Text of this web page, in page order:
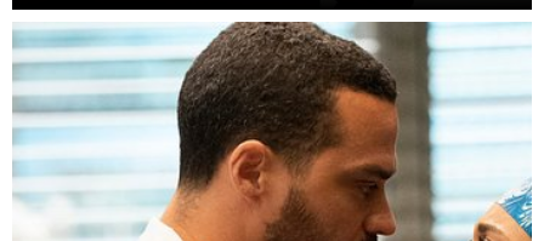
novos episódios já neste mês de janeiro, após o seu
habitual mi...